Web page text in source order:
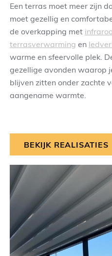
Een terras moet meer zijn
moet gezellig en
de overkapping met
terrasverwarming en
warme en sfeervolle plek.
gezellige avonden waarop
blijven zitten onder zachte
aangename warmte.
BEKIJK REALISATIES